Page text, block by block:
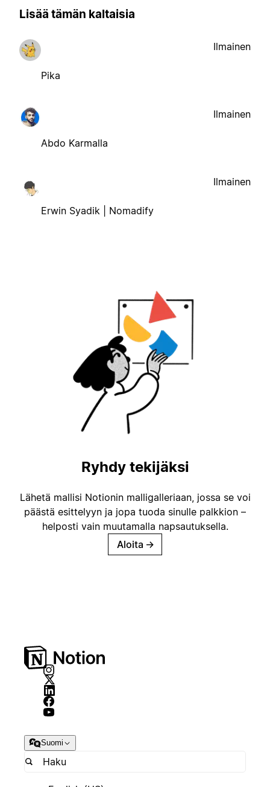
Lisää tämän kaltaisia
Pika
Ilmainen
Abdo Karmalla
Ilmainen
Erwin Syadik | Nomadify
Ilmainen
Ryhdy tekijäksi
Lähetä mallisi Notionin malligalleriaan, jossa se voi
päästä esittelyyn ja jopa tuoda sinulle palkkion –
helposti vain muutamalla napsautuksella.
Aloita →
Suomi